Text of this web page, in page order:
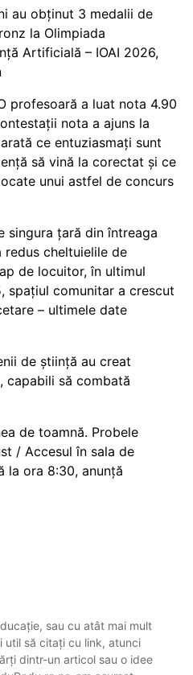
au obținut 3 medalii de
la Olimpiada
Artificială – IOAI 2026,
profesoară a luat nota 4.90
nota a ajuns la
ce entuziasmați sunt
să vină la corectat și ce
unui astfel de concurs
singura țară din întreaga
redus cheltuielile de
de locuitor, în ultimul
spațiul comunitar a crescut
– ultimele date
de știință au creat
capabili să combată
de toamnă. Probele
/ Accesul în sala de
la ora 8:30, anunță
sau cu atât mai mult
util să citați cu link, atunci
dintr-un articol sau o idee